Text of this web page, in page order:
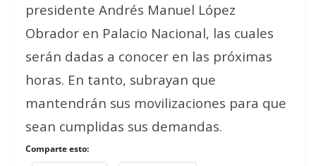
presidente Andrés Manuel López
Obrador en Palacio Nacional, las cuales
serán dadas a conocer en las próximas
horas. En tanto, subrayan que
mantendrán sus movilizaciones para que
sean cumplidas sus demandas.
Comparte esto: